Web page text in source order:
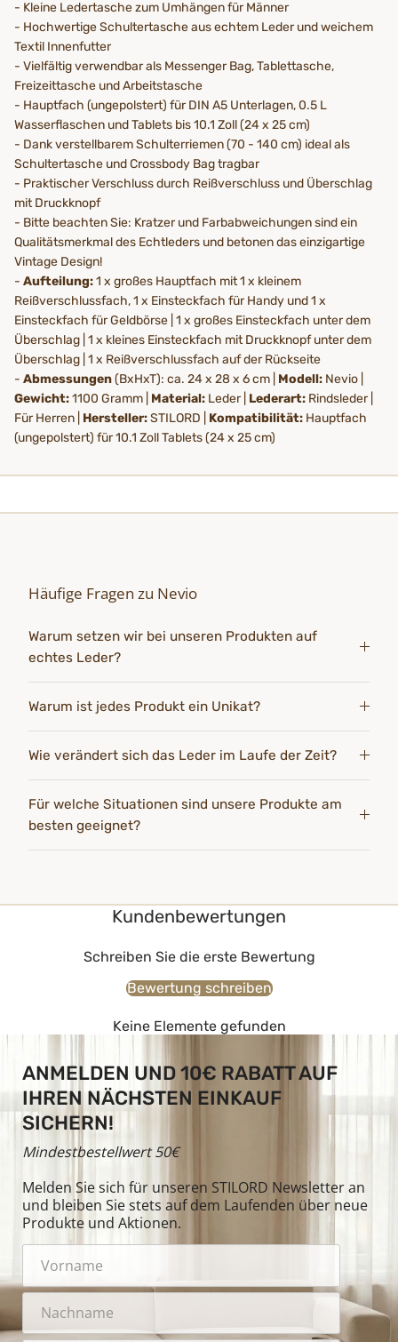
- Kleine Ledertasche zum Umhängen für Männer
- Hochwertige Schultertasche aus echtem Leder und weichem
Textil Innenfutter
- Vielfältig verwendbar als Messenger Bag, Tablettasche,
Freizeittasche und Arbeitstasche
- Hauptfach (ungepolstert) für DIN A5 Unterlagen, 0.5 L
Wasserflaschen und Tablets bis 10.1 Zoll (24 x 25 cm)
- Dank verstellbarem Schulterriemen (70 - 140 cm) ideal als
Schultertasche und Crossbody Bag tragbar
- Praktischer Verschluss durch Reißverschluss und Überschlag
mit Druckknopf
- Bitte beachten Sie: Kratzer und Farbabweichungen sind ein
Qualitätsmerkmal des Echtleders und betonen das einzigartige
Vintage Design!
- Aufteilung:1 x großes Hauptfach mit 1 x kleinem
Reißverschlussfach, 1 x Einsteckfach für Handy und 1 x
Einsteckfach für Geldbörse | 1 x großes Einsteckfach unter dem
Überschlag | 1 x kleines Einsteckfach mit Druckknopf unter dem
Überschlag | 1 x Reißverschlussfach auf der Rückseite
- Abmessungen(BxHxT): ca. 24 x 28 x 6 cm | Modell: Nevio |
Gewicht:1100 Gramm | Material: Leder | Lederart: Rindsleder |
Für Herren | Hersteller:STILORD | Kompatibilität: Hauptfach
(ungepolstert) für 10.1 Zoll Tablets (24 x 25 cm)
Häufige Fragen zu Nevio
Warum setzen wir bei unseren Produkten auf
echtes Leder?
Warum ist jedes Produkt ein Unikat?
Wie verändert sich das Leder im Laufe der Zeit?
Für welche Situationen sind unsere Produkte am
besten geeignet?
Kundenbewertungen
Schreiben Sie die erste Bewertung
Bewertung schreiben
Keine Elemente gefunden
ANMELDEN UND 10€ RABATT AUF
IHREN NÄCHSTEN EINKAUF
SICHERN!
Mindestbestellwert 50€
Melden Sie sich für unseren STILORD Newsletter an
und bleiben Sie stets auf dem Laufenden über neue
Produkte und Aktionen.